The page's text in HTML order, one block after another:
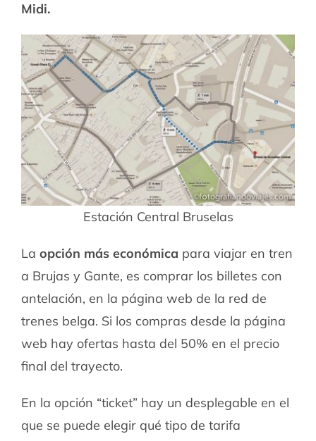
Midi.
Estación Central Bruselas
La opción más económica para viajar en tren
a Brujas y Gante, es comprar los billetes con
antelación, en la página web de la red de
trenes belga. Si los compras desde la página
web hay ofertas hasta del 50% en el precio
final del trayecto.
En la opción “ticket” hay un desplegable en el
que se puede elegir qué tipo de tarifa